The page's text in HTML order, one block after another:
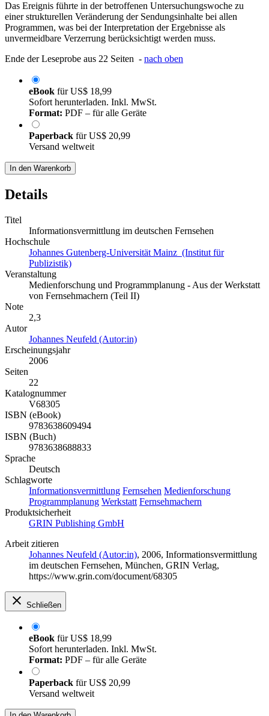
Das Ereignis führte in der betroffenen Untersuchungswoche zu
einer strukturellen Veränderung der Sendungsinhalte bei allen
Programmen, was bei der Interpretation der Ergebnisse als
unvermeidbare Verzerrung berücksichtigt werden muss.
Ende der Leseprobe aus 22 Seiten - nach oben
eBook fürUS$ 18,99
Sofort herunterladen. Inkl. MwSt.
Format: PDF – für alle Geräte
Paperback fürUS$ 20,99
Versand weltweit
In den Warenkorb
Details
Titel
Informationsvermittlung im deutschen Fernsehen
Hochschule
Johannes Gutenberg-Universität Mainz (Institut für
Publizistik)
Veranstaltung
Medienforschung und Programmplanung - Aus der Werkstatt
von Fernsehmachern (Teil II)
Note
2,3
Autor
Johannes Neufeld (Autor:in)
Erscheinungsjahr
2006
Seiten
22
Katalognummer
V68305
ISBN (eBook)
9783638609494
ISBN (Buch)
9783638688833
Sprache
Deutsch
Schlagworte
Informationsvermittlung Fernsehen Medienforschung
Programmplanung Werkstatt Fernsehmachern
Produktsicherheit
GRIN Publishing GmbH
Arbeit zitieren
Johannes Neufeld (Autor:in), 2006, Informationsvermittlung
im deutschen Fernsehen, München, GRIN Verlag,
https://www.grin.com/document/68305
Schließen
eBook fürUS$ 18,99
Sofort herunterladen. Inkl. MwSt.
Format: PDF – für alle Geräte
Paperback fürUS$ 20,99
Versand weltweit